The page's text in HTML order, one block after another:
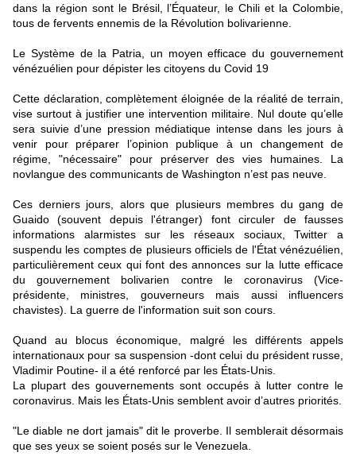
dans la région sont le Brésil, l’Équateur, le Chili et la Colombie,
tous de fervents ennemis de la Révolution bolivarienne.
Le Système de la Patria, un moyen efficace du gouvernement
vénézuélien pour dépister les citoyens du Covid 19
Cette déclaration, complètement éloignée de la réalité de terrain,
vise surtout à justifier une intervention militaire. Nul doute qu’elle
sera suivie d’une pression médiatique intense dans les jours à
venir pour préparer l’opinion publique à un changement de
régime, "nécessaire" pour préserver des vies humaines. La
novlangue des communicants de Washington n’est pas neuve.
Ces derniers jours, alors que plusieurs membres du gang de
Guaido (souvent depuis l'étranger) font circuler de fausses
informations alarmistes sur les réseaux sociaux, Twitter a
suspendu les comptes de plusieurs officiels de l'État vénézuélien,
particulièrement ceux qui font des annonces sur la lutte efficace
du gouvernement bolivarien contre le coronavirus (Vice-
présidente, ministres, gouverneurs mais aussi influencers
chavistes). La guerre de l'information suit son cours.
Quand au blocus économique, malgré les différents appels
internationaux pour sa suspension -dont celui du président russe,
Vladimir Poutine- il a été renforcé par les États-Unis.
La plupart des gouvernements sont occupés à lutter contre le
coronavirus. Mais les États-Unis semblent avoir d’autres priorités.
"Le diable ne dort jamais" dit le proverbe. Il semblerait désormais
que ses yeux se soient posés sur le Venezuela.